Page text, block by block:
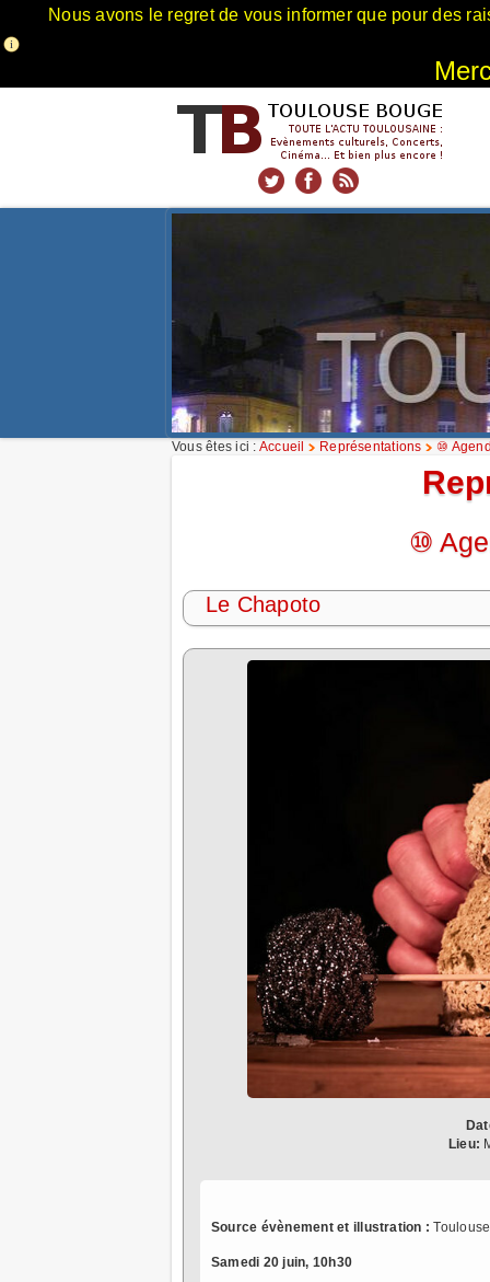
Nous avons le regret de vous informer que pour des
Vous êtes ici : Accueil Représentations ⑩
⑩
Le Chapoto
Lieu:
Source évènement et illustration :
Samedi 20 juin, 10h30